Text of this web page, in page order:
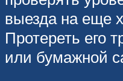
выезда на еще
Протереть его
или бумажной